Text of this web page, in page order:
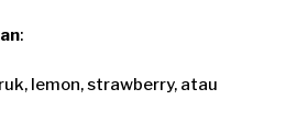
:
lemon, strawberry, atau